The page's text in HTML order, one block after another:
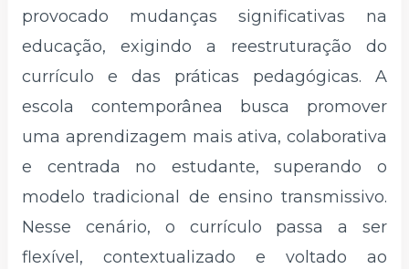
provocado mudanças significativas na
educação, exigindo a reestruturação do
currículo e das práticas pedagógicas. A
escola contemporânea busca promover
uma aprendizagem mais ativa, colaborativa
e centrada no estudante, superando o
modelo tradicional de ensino transmissivo.
Nesse cenário, o currículo passa a ser
flexível, contextualizado e voltado ao